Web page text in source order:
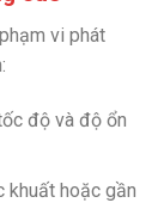
vi phát
độ và độ ổn
khuất hoặc gần